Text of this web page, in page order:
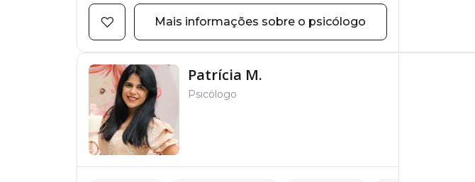
Mais informações sobre o psicólogo
Patrícia M.
Psicólogo